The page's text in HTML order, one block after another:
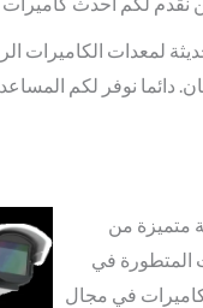
لمعدات الكاميرات
دائما نوفر لكم
متميزة من
المتطورة في
في مجال